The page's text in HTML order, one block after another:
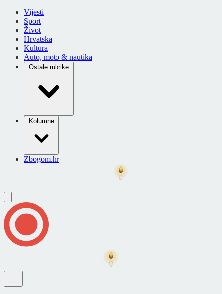
Vijesti
Sport
Život
Hrvatska
Kultura
Auto, moto & nautika
Ostale rubrike
Kolumne
Zbogom.hr